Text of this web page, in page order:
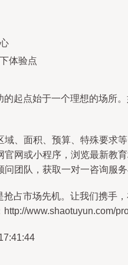
体验点
起点始于一个理想的场所
、面积、预算、特殊要求等
网或小程序，浏览最新教育
团队，获取一对一咨询服务
占市场先机。让我们携手
www.shaotuyun.com/